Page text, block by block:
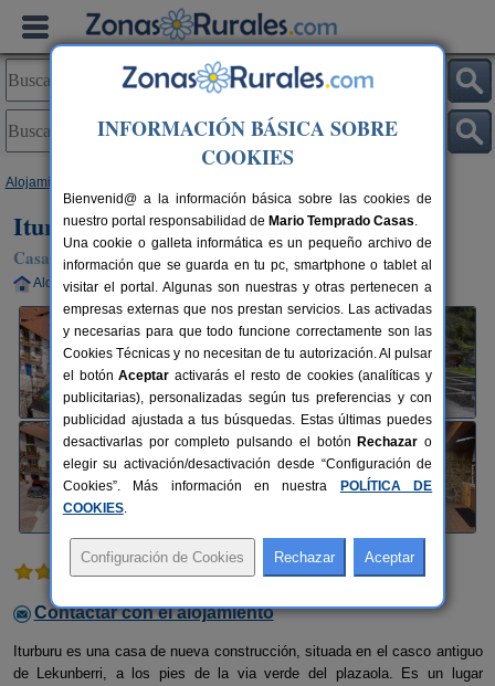
Alojamientos
Iturburu
Casa Rural en Lekunberri (Navarra)
Alquiler completo 2-18+3 plazas 35 km de Pamplona
1 comentario
Contactar con el alojamiento
Iturburu es una casa de nueva construcción, situada en el casco antiguo
de Lekunberri, a los pies de la via verde del plazaola. Es un lugar
INFORMACIÓN BÁSICA SOBRE
COOKIES
Bienvenid@ a la información básica sobre las cookies de
nuestro portal responsabilidad de Mario Temprado Casas.
Una cookie o galleta informática es un pequeño archivo de
información que se guarda en tu pc, smartphone o tablet al
visitar el portal. Algunas son nuestras y otras pertenecen a
empresas externas que nos prestan servicios. Las activadas
y necesarias para que todo funcione correctamente son las
Cookies Técnicas y no necesitan de tu autorización. Al pulsar
el botónAceptar activarás el resto de cookies (analíticas y
publicitarias), personalizadas según tus preferencias y con
publicidad ajustada a tus búsquedas. Estas últimas puedes
desactivarlas por completo pulsando el botón Rechazar o
elegir su activación/desactivación desde “Configuración de
Cookies”. Más información en nuestra
POLÍTICA DE
COOKIES.